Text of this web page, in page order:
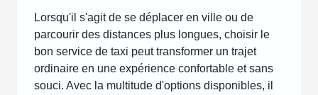
Lorsqu'il s'agit de se déplacer en ville ou de
parcourir des distances plus longues, choisir le
bon service de taxi peut transformer un trajet
ordinaire en une expérience confortable et sans
souci. Avec la multitude d'options disponibles, il